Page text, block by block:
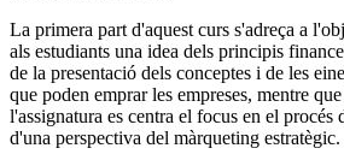
La primera part d'aquest curs s'adreça a
als estudiants una idea dels principis
de la presentació dels conceptes i de les
que poden emprar les empreses, mentre
l'assignatura es centra el focus en el procés
d'una perspectiva del màrqueting estratègic.